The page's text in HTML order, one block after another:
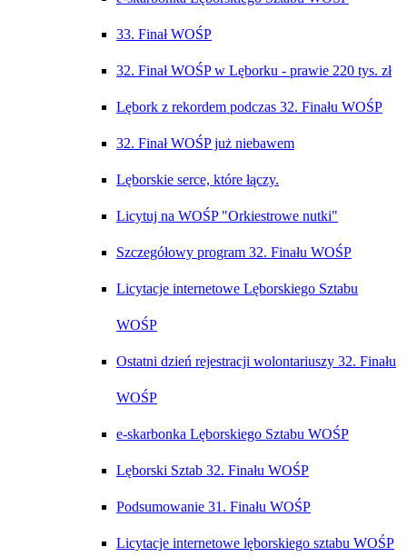
33. Finał WOŚP
32. Finał WOŚP w Lęborku - prawie 2️20 tys. zł
Lębork z rekordem podczas 32. Finału WOŚP
32. Finał WOŚP już niebawem
Lęborskie serce, które łączy.
Licytuj na WOŚP "Orkiestrowe nutki"
Szczegółowy program 32. Finału WOŚP
Licytacje internetowe Lęborskiego Sztabu
WOŚP
Ostatni dzień rejestracji wolontariuszy 32. Finału
WOŚP
e-skarbonka Lęborskiego Sztabu WOŚP
Lęborski Sztab 32. Finału WOŚP
Podsumowanie 31. Finału WOŚP
Licytacje internetowe lęborskiego sztabu WOŚP